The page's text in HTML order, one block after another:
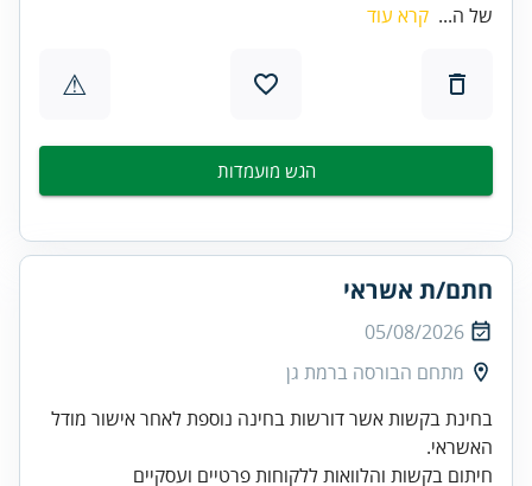
של ה... קרא עוד
⚠
הגש מועמדות
חתם/ת אשראי
05/08/2026
מתחם הבורסה ברמת גן
בחינת בקשות אשר דורשות בחינה נוספת לאחר אישור מודל